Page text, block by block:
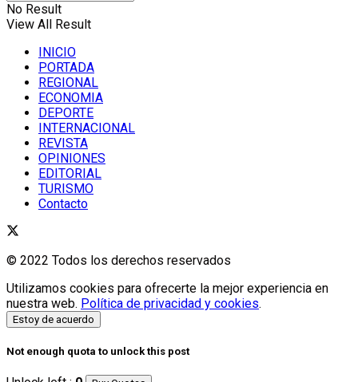
No Result
View All Result
INICIO
PORTADA
REGIONAL
ECONOMIA
DEPORTE
INTERNACIONAL
REVISTA
OPINIONES
EDITORIAL
TURISMO
Contacto
© 2022 Todos los derechos reservados
Utilizamos cookies para ofrecerte la mejor experiencia en
nuestra web. Política de privacidad y cookies.
Estoy de acuerdo
Not enough quota to unlock this post